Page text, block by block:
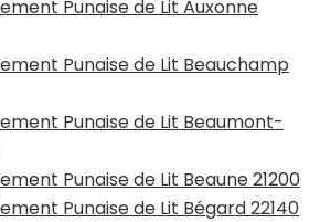
Punaise de Lit Auxonne
Punaise de Lit Beauchamp
Punaise de Lit Beaumont-
Punaise de Lit Beaune 21200
Punaise de Lit Bégard 22140